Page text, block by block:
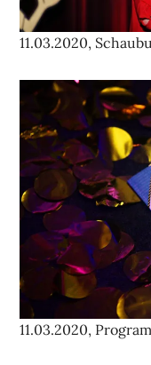
11.03.2020,
11.03.2020,